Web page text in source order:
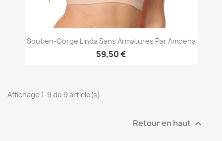
Soutien-Gorge Linda Sans Armatures Par Amoena
59,50 €
Affichage 1-9 de 9 article(s)
Retour en haut 